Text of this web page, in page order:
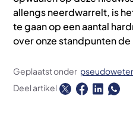
allengs neerdwarrelt, is
te gaan op een aantal
over onze standpunten
Geplaatst onder
Deel artikel